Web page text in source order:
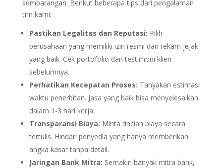
sembarangan. Berikut beberapa tips dari pengalaman
tim kami:
Pastikan Legalitas dan Reputasi: Pilih
perusahaan yang memiliki izin resmi dan rekam jejak
yang baik. Cek portofolio dan testimoni klien
sebelumnya.
Perhatikan Kecepatan Proses: Tanyakan estimasi
waktu penerbitan. Jasa yang baik bisa menyelesaikan
dalam 1-3 hari kerja.
Transparansi Biaya: Minta rincian biaya secara
tertulis. Hindari penyedia yang hanya memberikan
angka kasar tanpa detail.
Jaringan Bank Mitra: Semakin banyak mitra bank,